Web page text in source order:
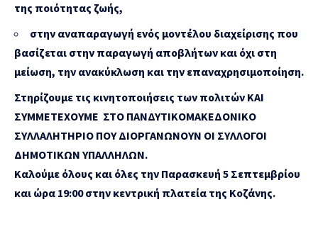
της ποιότητας ζωής,
στην αναπαραγωγή ενός μοντέλου διαχείρισης που
βασίζεται στην παραγωγή αποβλήτων και όχι στη
μείωση, την ανακύκλωση και την επαναχρησιμοποίηση.
Στηρίζουμε τις κινητοποιήσεις των πολιτών ΚΑΙ
ΣΥΜΜΕΤΕΧΟΥΜΕ ΣΤΟ ΠΑΝΔΥΤΙΚΟΜΑΚΕΔΟΝΙΚΟ
ΣΥΛΛΑΛΗΤΗΡΙΟ ΠΟΥ ΔΙΟΡΓΑΝΩΝΟΥΝ ΟΙ ΣΥΛΛΟΓΟΙ
ΔΗΜΟΤΙΚΩΝ ΥΠΑΛΛΗΛΩΝ.
Καλούμε όλους και όλες την Παρασκευή 5 Σεπτεμβρίου
και ώρα 19:00 στην κεντρική πλατεία της Κοζάνης.